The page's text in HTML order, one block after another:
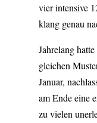
vier intensive
klang genau
Jahrelang
gleichen
Januar,
am Ende eine
zu vielen